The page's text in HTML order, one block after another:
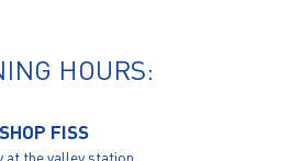
HOURS:
SHOP FISS